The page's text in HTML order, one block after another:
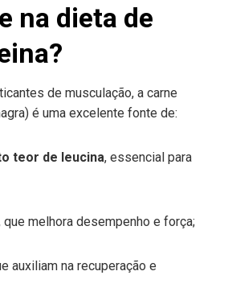
na dieta de
de musculação, a carne
é uma excelente fonte de:
teor de leucina, essencial para
que melhora desempenho e força;
auxiliam na recuperação e